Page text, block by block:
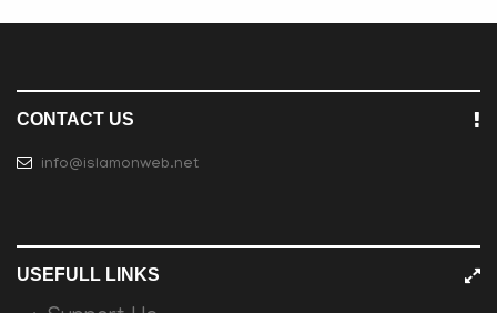
CONTACT US
info@islamonweb.net
USEFULL LINKS